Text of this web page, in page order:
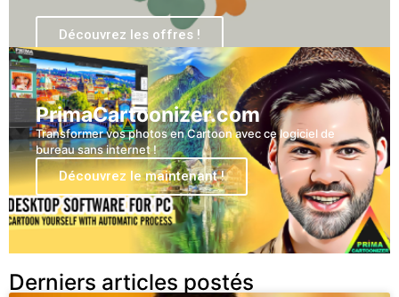
Découvrez les offres !
PrimaCartoonizer.com
Transformer vos photos en Cartoon avec ce logiciel de
bureau sans internet !
Découvrez le maintenant !
Derniers articles postés